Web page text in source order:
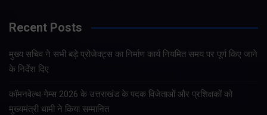
Recent Posts
मुख्य सचिव ने सभी बड़े प्रोजेक्ट्स का निर्माण कार्य नियमित समय पर पूर्ण किए जाने
के निर्देश दिए
कॉमनवेल्थ गेम्स 2026 के उत्तराखंड के पदक विजेताओं और प्रशिक्षकों को
मुख्यमंत्री धामी ने किया सम्मानित